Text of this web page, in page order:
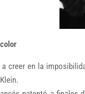
a creer en la